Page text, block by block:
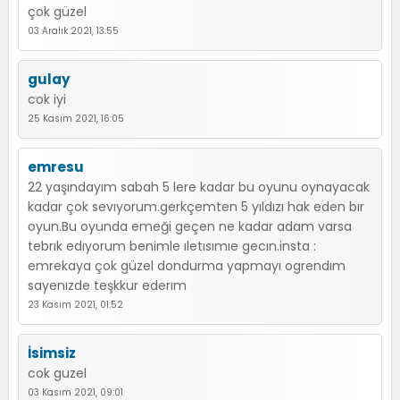
çok güzel
03 Aralık 2021, 13:55
gulay
cok iyi
25 Kasım 2021, 16:05
emresu
22 yaşındayım sabah 5 lere kadar bu oyunu oynayacak
kadar çok sevıyorum.gerkçemten 5 yıldızı hak eden bır
oyun.Bu oyunda emeği geçen ne kadar adam varsa
tebrık edıyorum benimle ıletısımıe gecın.insta :
emrekaya çok güzel dondurma yapmayı ogrendım
sayenızde teşkkur ederım
23 Kasım 2021, 01:52
İsimsiz
cok guzel
03 Kasım 2021, 09:01